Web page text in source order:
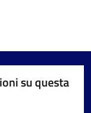
su questa